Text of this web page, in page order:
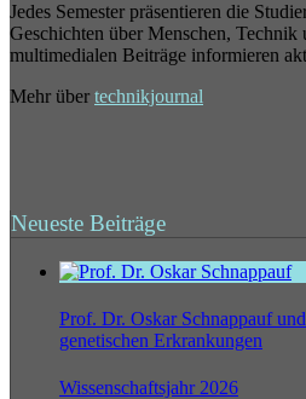
Jedes Semester präsentieren die
Geschichten über Menschen,
multimedialen Beiträge informieren
Mehr über technikjournal
Neueste Beiträge
Prof. Dr. Oskar Schnappauf
genetischen Erkrankungen
Wissenschaftsjahr 2026